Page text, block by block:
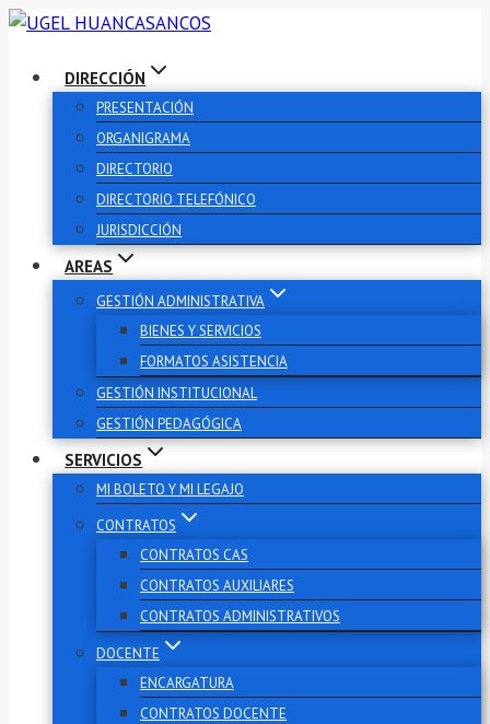
DIRECCIÓN
PRESENTACIÓN
ORGANIGRAMA
DIRECTORIO
DIRECTORIO TELEFÓNICO
JURISDICCIÓN
AREAS
GESTIÓN ADMINISTRATIVA
BIENES Y SERVICIOS
FORMATOS ASISTENCIA
GESTIÓN INSTITUCIONAL
GESTIÓN PEDAGÓGICA
SERVICIOS
MI BOLETO Y MI LEGAJO
CONTRATOS
CONTRATOS CAS
CONTRATOS AUXILIARES
CONTRATOS ADMINISTRATIVOS
DOCENTE
ENCARGATURA
CONTRATOS DOCENTE